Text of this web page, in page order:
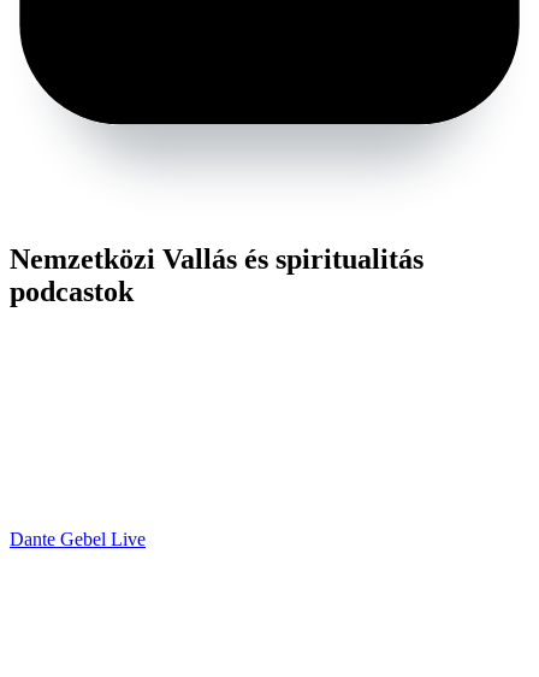
Nemzetközi Vallás és spiritualitás
podcastok
Dante Gebel Live